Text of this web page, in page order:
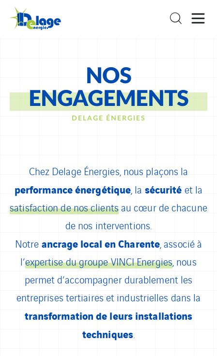
NOS
ENGAGEMENTS
DELAGE ÉNERGIES
Chez Delage Énergies, nous plaçons la
performance énergétique, la sécurité et la
satisfaction de nos clientsau cœur de chacune
de nos interventions.
Notre ancrage local en Charente, associé à
l’expertise du groupe VINCI Energies, nous
permet d’accompagner durablement les
entreprises tertiaires et industrielles dans la
transformation de leurs installations
techniques.